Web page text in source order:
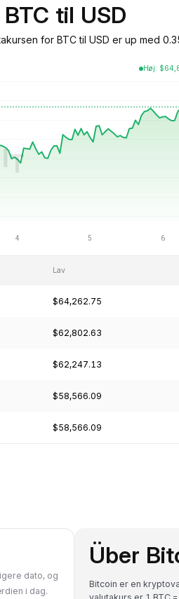
til USD
for BTC til USD er up med
Høj: $
Lav
$64,262.75
$62,802.63
$62,247.13
$58,566.09
$58,566.09
dato, og
i dag.
Über
Bitcoin er en
valutakurs er 1 BTC